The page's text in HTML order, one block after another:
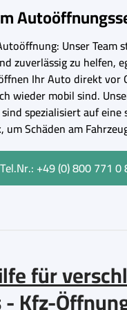
Unser Team
zuverlässig zu helfen,
Ihr Auto direkt vor
wieder mobil sind.
spezialisiert auf eine
Schäden am
+49 (0) 800 771 0
für
Kfz-